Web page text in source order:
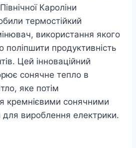
Кароліни
термостійкий
використання якого
поліпшити продуктивність
Цей інноваційний
сонячне тепло в
яке потім
кремнієвими сонячними
вироблення електрики.